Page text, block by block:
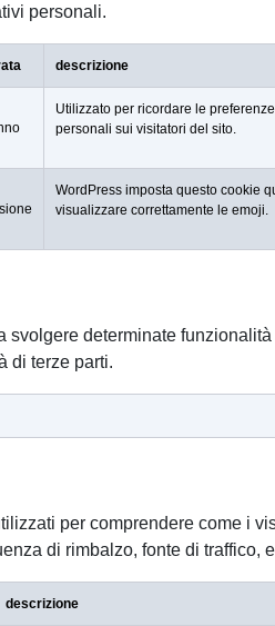
personali.
descrizione
Utilizzato per ricordare le
personali sui visitatori del sito.
WordPress imposta questo cookie
visualizzare correttamente le emoji.
svolgere determinate
di terze parti.
per comprendere come i
di rimbalzo, fonte di traffico,
descrizione